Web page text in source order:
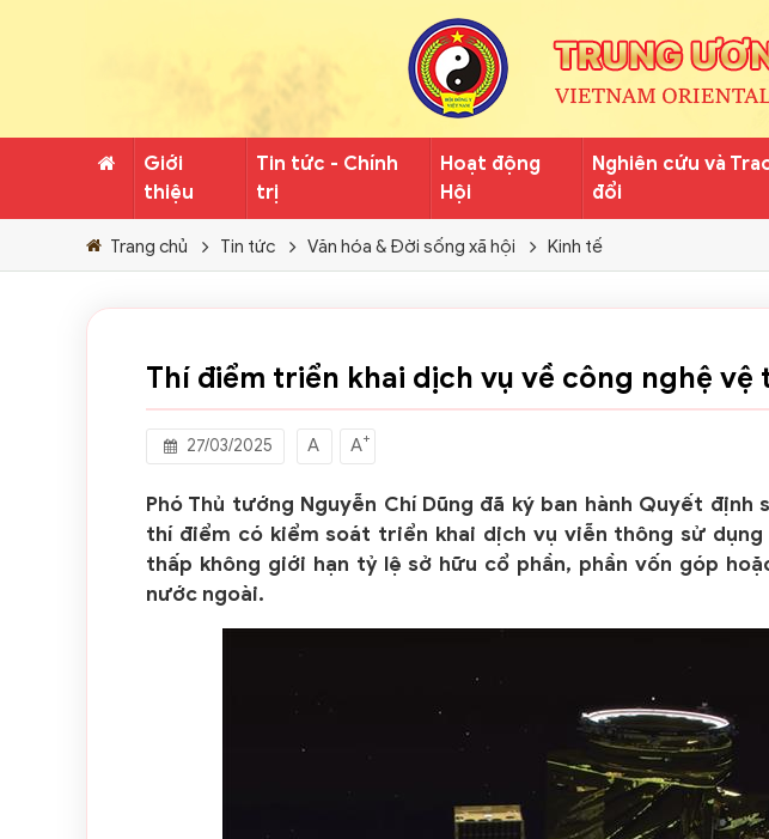
Giới
thiệu
Tin tức - Chính
trị
Hoạt động
Hội
Nghiên cứu và
đổi
Trang chủ Tin tức Văn hóa & Đời sống xã hội Kinh tế
Thí điểm triển khai dịch vụ về công nghệ vệ
27/03/2025 A A+
Phó Thủ tướng Nguyễn Chí Dũng đã ký ban hành Quyết
thí điểm có kiểm soát triển khai dịch vụ viễn thông sử
thấp không giới hạn tỷ lệ sở hữu cổ phần, phần vốn góp
nước ngoài.